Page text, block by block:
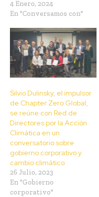
4 Enero, 2024
En "Conversamos con"
Silvio Dulinsky, el impulsor
de Chapter Zero Global,
se reúne con Red de
Directores por la Acción
Climática en un
conversatorio sobre
gobierno corporativo y
cambio climático
26 Julio, 2023
En "Gobierno
corporativo"